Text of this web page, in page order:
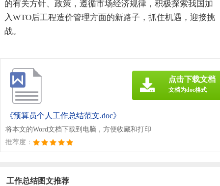
的有关方针、政策，遵循市场经济规律，积极探索我国加
入WTO后工程造价管理方面的新路子，抓住机遇，迎接挑
战。
《预算员个人工作总结范文.doc》
将本文的Word文档下载到电脑，方便收藏和打印
推荐度：
点击下载文档
文档为doc格式
工作总结图文推荐